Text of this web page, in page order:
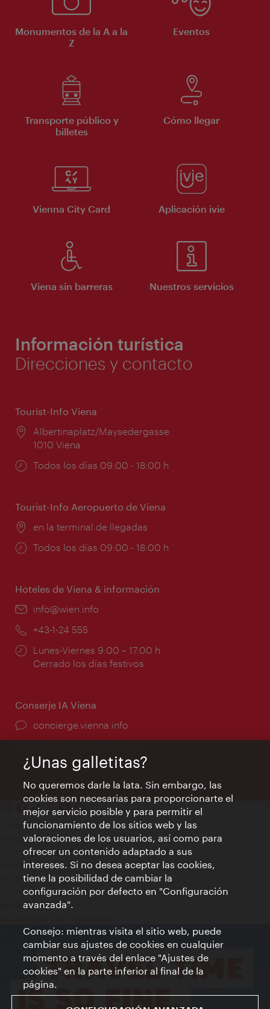
Monumentos de la A a la
Z
Eventos
Transporte público y
billetes
Cómo llegar
Vienna City Card Aplicación ivie
Viena sin barreras Nuestros servicios
Información turística
Direcciones y contacto
Tourist-Info Viena
Lugar:
Albertinaplatz/Maysedergasse
1010 Viena
Horarios
Todos los días 09:00 - 18:00 h
Tourist-Info Aeropuerto de Viena
Lugar:
en la terminal de llegadas
Horarios
Todos los días 09:00 - 18:00 h
Hoteles de Viena & información
e-
info@wien.info
Teléfono:
+43-1-24 555
Horarios
de
Lunes-Viernes 9:00 – 17:00 h
Cerrado los días festivos
Conserje IA Viena
concierge.vienna.info
Contacto
Aviso legal
Política de privacidad de datos
Terms of Use
Accesibilidad
Contacto para la prensa
Ajustes de cookie
¿Unas galletitas?
No queremos darle la lata. Sin embargo, las
cookies son necesarias para proporcionarte el
mejor servicio posible y para permitir el
funcionamiento de los sitios web y las
valoraciones de los usuarios, así como para
ofrecer un contenido adaptado a sus
intereses. Si no desea aceptar las cookies,
tiene la posibilidad de cambiar la
configuración por defecto en "Configuración
avanzada".
Consejo: mientras visita el sitio web, puede
cambiar sus ajustes de cookies en cualquier
momento a través del enlace "Ajustes de
cookies" en la parte inferior al final de la
página.